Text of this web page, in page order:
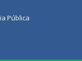
Pública